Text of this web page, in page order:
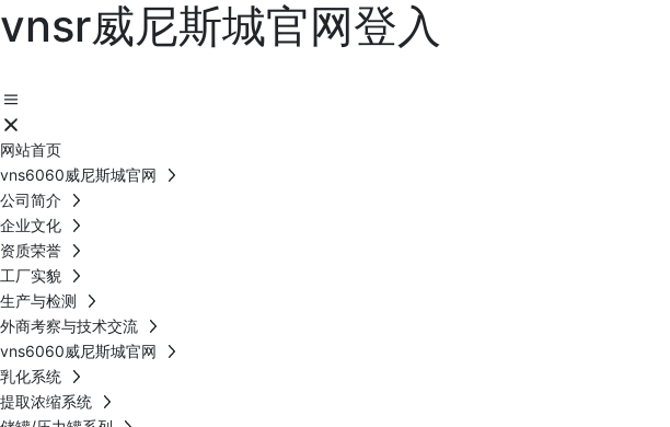
vnsr威尼斯城官网登入
网站首页
vns6060威尼斯城官网
公司简介
企业文化
资质荣誉
工厂实貌
生产与检测
外商考察与技术交流
vns6060威尼斯城官网
乳化系统
提取浓缩系统